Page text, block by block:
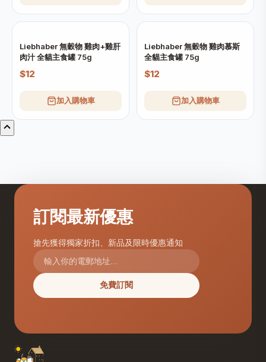
Liebhaber 無穀物 雞肉+雞肝
肉汁 全貓主食罐 75g
$12
加入購物車
Liebhaber 無穀物 雞肉慕斯
全貓主食罐 75g
$12
加入購物車
訂閱最新優惠
搶先獲得獨家折扣、新品及限時優惠通知
免費訂閱